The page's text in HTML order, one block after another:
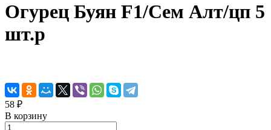
Огурец Буян F1/Сем Алт/цп 5
шт.р
58 ₽
В корзину